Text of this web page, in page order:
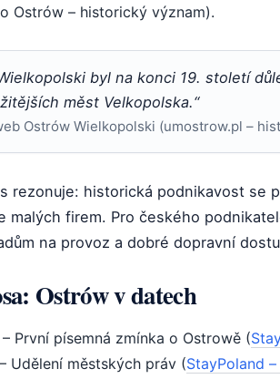
Ostrów – historický význam).
byl na konci 19. století
měst Velkopolska.“
Ostrów Wielkopolski (umostrow.pl –
rezonuje: historická podnikavost se
malých firem. Pro českého
na provoz a dobré dopravní
Ostrów v datech
– První písemná zmínka o Ostrowě (
– Udělení městských práv (StayPoland